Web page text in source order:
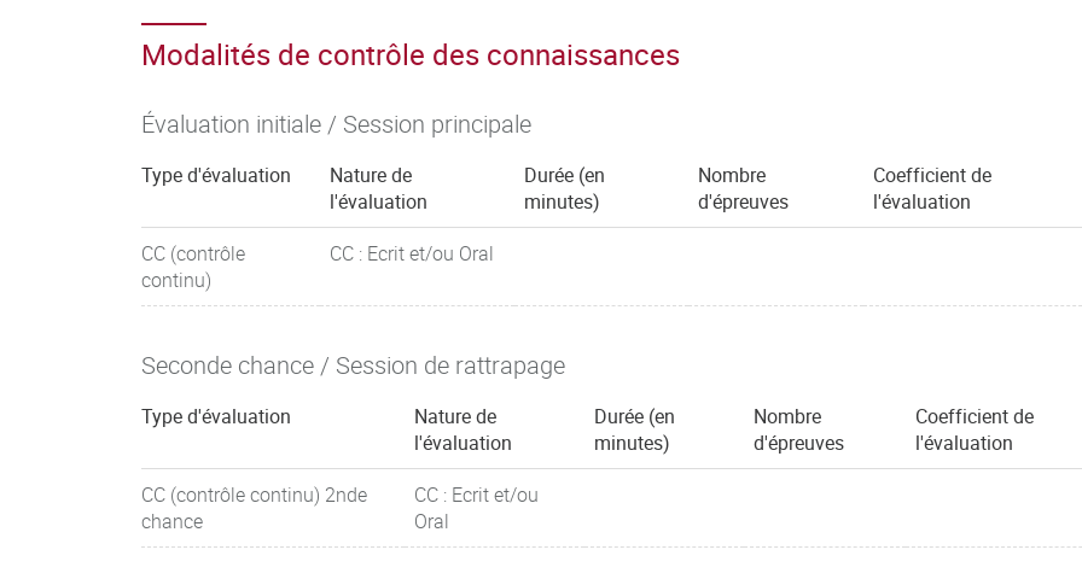
Modalités de contrôle des connaissances
Évaluation initiale / Session principale
Type d'évaluation
Nature de
l'évaluation
Durée (en
minutes)
Nombre
d'épreuves
Coefficient de
l'évaluation
CC (contrôle
continu)
CC : Ecrit et/ou Oral
Seconde chance / Session de rattrapage
Type d'évaluation
Nature de
l'évaluation
Durée (en
minutes)
Nombre
d'épreuves
Coefficient de
l'évaluation
CC (contrôle continu) 2nde
chance
CC : Ecrit et/ou
Oral